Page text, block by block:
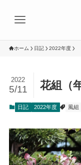
ホーム 日記 2022年度
花組（
2022
5/11
日記 2022年度 風組